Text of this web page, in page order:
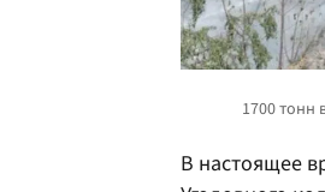
В настоящее